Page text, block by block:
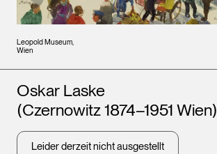
Leopold Museum,
Wien
Künstler*innen
Oskar Laske
(Czernowitz 1874–1951 Wien)
Leider derzeit nicht ausgestellt